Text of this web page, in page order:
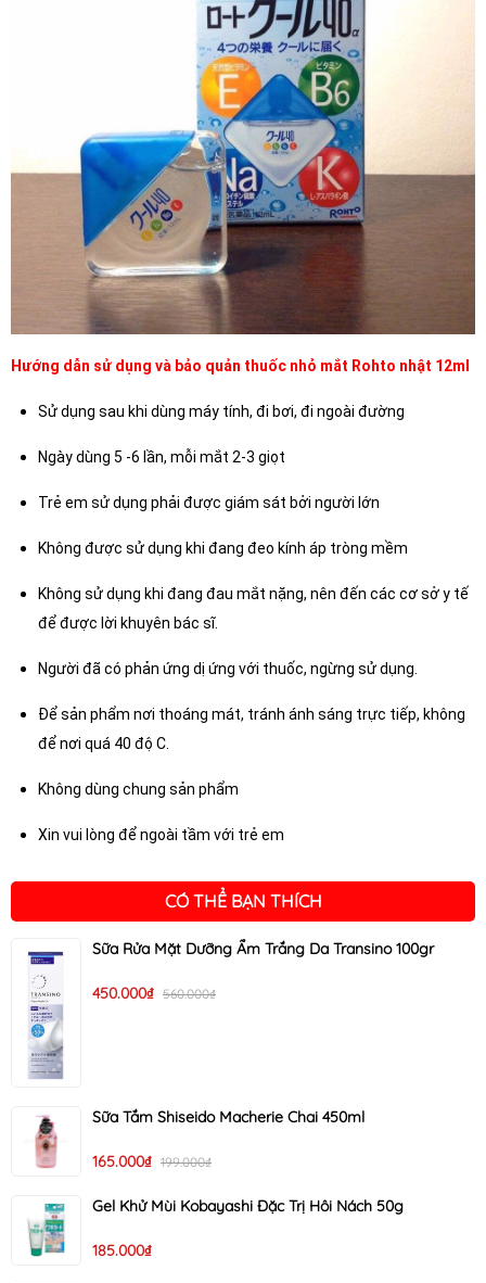
Hướng dẫn sử dụng và bảo quản thuốc nhỏ mắt Rohto nhật 12ml
Sử dụng sau khi dùng máy tính, đi bơi, đi ngoài đường
Ngày dùng 5 -6 lần, mỗi mắt 2-3 giọt
Trẻ em sử dụng phải được giám sát bởi người lớn
Không được sử dụng khi đang đeo kính áp tròng mềm
Không sử dụng khi đang đau mắt nặng, nên đến các cơ sở y tế
để được lời khuyên bác sĩ.
Người đã có phản ứng dị ứng với thuốc, ngừng sử dụng.
Để sản phẩm nơi thoáng mát, tránh ánh sáng trực tiếp, không
để nơi quá 40 độ C.
Không dùng chung sản phẩm
Xin vui lòng để ngoài tầm với trẻ em
CÓ THỂ BẠN THÍCH
Sữa Rửa Mặt Dưỡng Ẩm Trắng Da Transino 100gr
450.000₫ 560.000₫
Sữa Tắm Shiseido Macherie Chai 450ml
165.000₫ 199.000₫
Gel Khử Mùi Kobayashi Đặc Trị Hôi Nách 50g
185.000₫